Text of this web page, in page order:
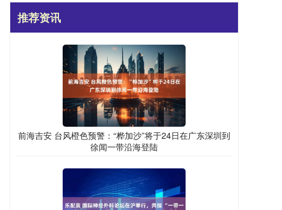
推荐资讯
前海吉安 台风橙色预警：“桦加沙”将于24日在广东深圳到
徐闻一带沿海登陆